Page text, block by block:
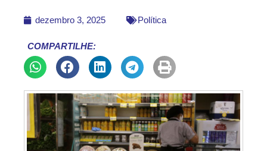
dezembro 3, 2025 Política
COMPARTILHE: